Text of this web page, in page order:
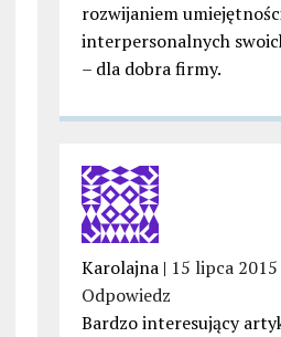
rozwijaniem
interpersonalnych
– dla dobra firmy.
Karolajna | 15 lipca
Odpowiedz
Bardzo interesujący